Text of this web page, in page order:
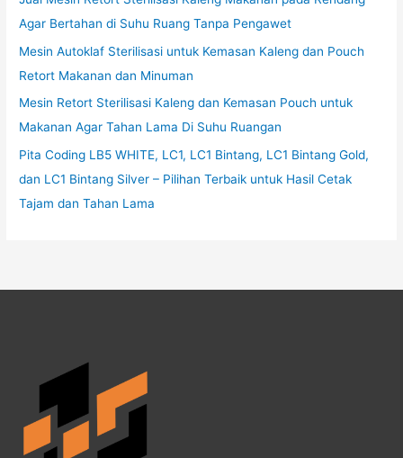
Agar Bertahan di Suhu Ruang Tanpa Pengawet
Mesin Autoklaf Sterilisasi untuk Kemasan Kaleng dan Pouch
Retort Makanan dan Minuman
Mesin Retort Sterilisasi Kaleng dan Kemasan Pouch untuk
Makanan Agar Tahan Lama Di Suhu Ruangan
Pita Coding LB5 WHITE, LC1, LC1 Bintang, LC1 Bintang Gold,
dan LC1 Bintang Silver – Pilihan Terbaik untuk Hasil Cetak
Tajam dan Tahan Lama